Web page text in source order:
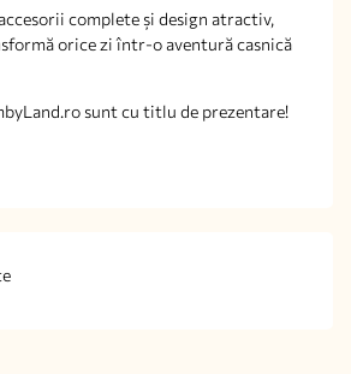
complete și design atractiv,
orice zi într-o aventură casnică
sunt cu titlu de prezentare!